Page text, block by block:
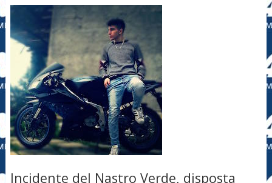
Incidente del Nastro Verde, disposta